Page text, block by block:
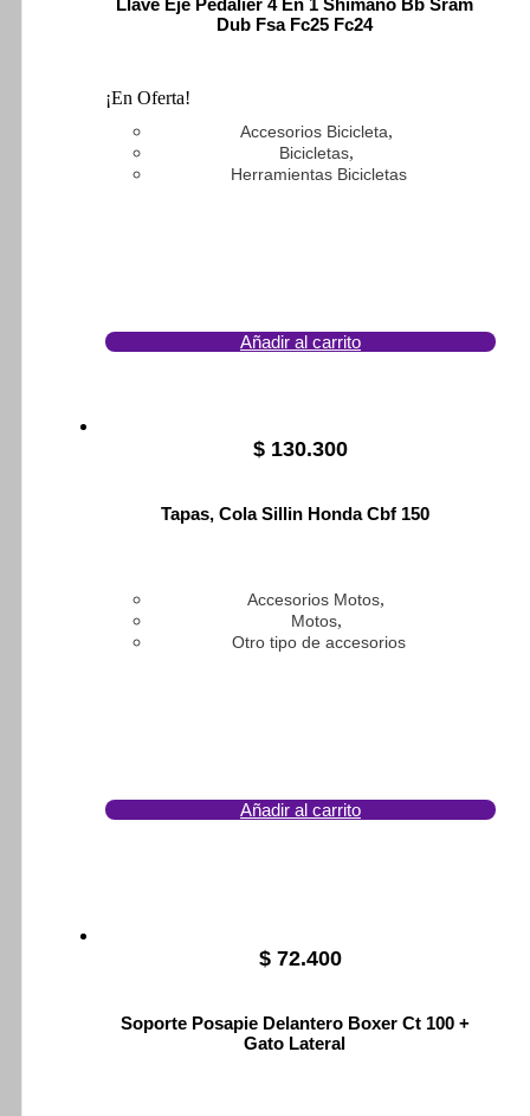
$ 68.568.$ 64.700.
Dub Fsa Fc25 Fc24
¡En Oferta!
Accesorios Bicicleta,
Bicicletas,
Herramientas Bicicletas
Añadir al carrito
$ 130.300
Tapas, Cola Sillin Honda Cbf 150
Accesorios Motos,
Motos,
Otro tipo de accesorios
Añadir al carrito
$ 72.400
Soporte Posapie Delantero Boxer Ct 100 +
Gato Lateral